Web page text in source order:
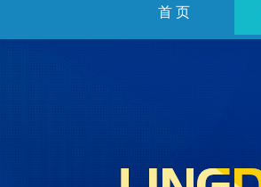
首 页